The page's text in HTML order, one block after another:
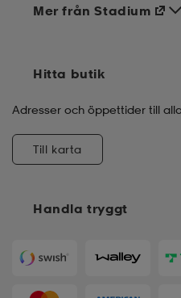
Handla tryggt
Mer från Stadium
Hitta butik
Adresser och öppettider till
Till karta